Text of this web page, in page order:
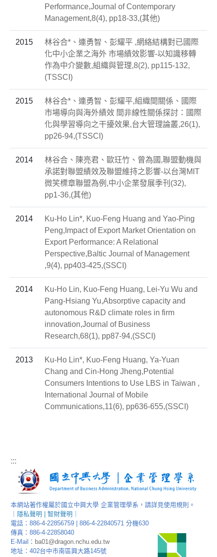
Performance,Journal of Contemporary
Management,8(4), pp18-33,(其他)
2015
林谷合*、連勇智、彭耀平 ,網絡結構對已國際
化中小企業之海外 市場績效影響-以知識移轉
作為中介變數,組織與管理,8(2), pp115-132,
(TSSCI)
2015
林谷合*、連勇智、彭耀平,組織間關係、國際
市場導向與海外績效 間非線性關係探討：國際
化與學習導向之干擾效果,台大管理論叢,26(1),
pp26-94,(TSSCI)
2014
林谷合、陳亮君、歐玨竹、曾為國,聯盟動機與
承諾對聯盟績效及聯盟維持之影響-以台灣MIT
微笑標章聯盟為例,中小企業發展季刊(32),
pp1-36,(其他)
2014
Ku-Ho Lin*, Kuo-Feng Huang and Yao-Ping
Peng,Impact of Export Market Orientation on
Export Performance: A Relational
Perspective,Baltic Journal of Management
,9(4), pp403-425,(SSCI)
2014
Ku-Ho Lin, Kuo-Feng Huang, Lei-Yu Wu and
Pang-Hsiang Yu,Absorptive capacity and
autonomous R&D climate roles in firm
innovation,Journal of Business
Research,68(1), pp87-94,(SSCI)
2013
Ku-Ho Lin*, Kuo-Feng Huang, Ya-Yuan
Chang and Cin-Hong Jheng,Potential
Consumers Intentions to Use LBS in Taiwan ,
International Journal of Mobile
Communications,11(6), pp636-655,(SSCI)
:::
本網站著作權屬於國立中興大學 企業管理學系，請詳見使用規則。
隱私聲明 |智財聲明
電話：886-4-22856759 | 886-4-22840571 分機630
傳真：886-4-22858040
E-Mail： ba01@dragon.nchu.edu.tw
地址：402台中市南區興大路145號